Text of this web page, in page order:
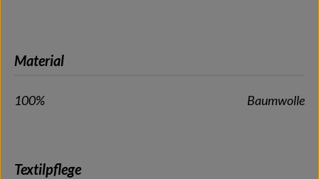
Material
100% Baumwolle
Textilpflege